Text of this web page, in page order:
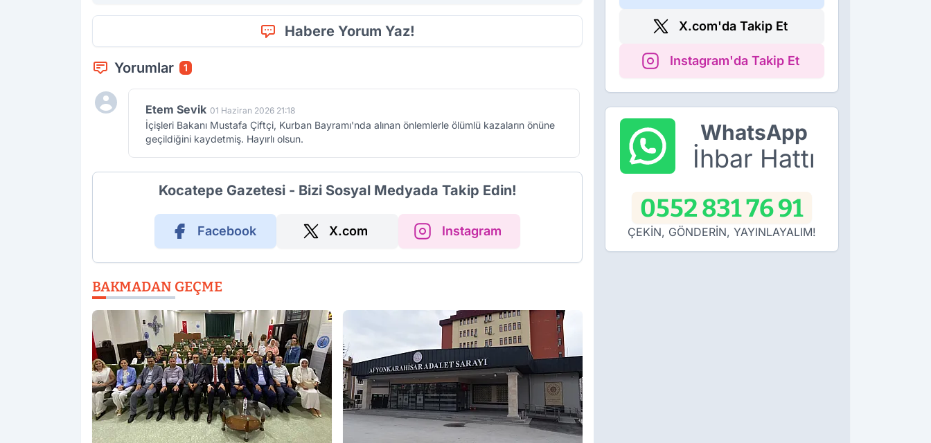
Habere Yorum Yaz!
Yorumlar 1
Etem Sevik 01 Haziran 2026 21:18
İçişleri Bakanı Mustafa Çiftçi, Kurban Bayramı'nda alınan önlemlerle ölümlü kazaların önüne
geçildiğini kaydetmiş. Hayırlı olsun.
Kocatepe Gazetesi - Bizi Sosyal Medyada Takip Edin!
Facebook X.com Instagram
BAKMADAN GEÇME
X.com'da Takip Et
Instagram'da Takip Et
WhatsApp
İhbar Hattı
0552 831 76 91
ÇEKİN, GÖNDERİN, YAYINLAYALIM!